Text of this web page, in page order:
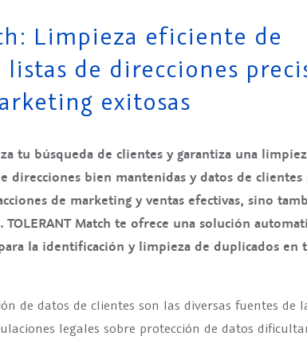
Limpieza eficiente de
de direcciones
exitosas
tu búsqueda de clientes y garantiza una
direcciones bien mantenidas y datos de clientes
de marketing y ventas efectivas, sino
TOLERANT Match te ofrece una solución
la identificación y limpieza de duplicados en
de datos de clientes son las diversas fuentes de
legales sobre protección de datos